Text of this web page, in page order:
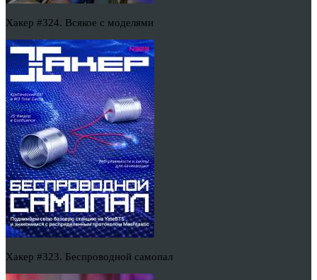
Хакер #324. Всякое с моделями
Хакер #323. Беспроводной самопал